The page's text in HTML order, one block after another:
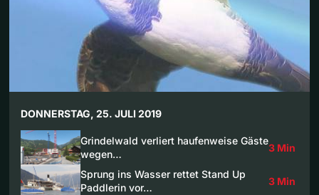
DONNERSTAG, 25. JULI 2019
Grindelwald verliert haufenweise Gäste
wegen…
3 Min
Sprung ins Wasser rettet Stand Up
Paddlerin vor…
3 Min